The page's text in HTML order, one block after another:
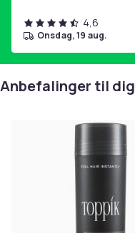
4,6
onsdag, 19 aug.
Anbefalinger til dig